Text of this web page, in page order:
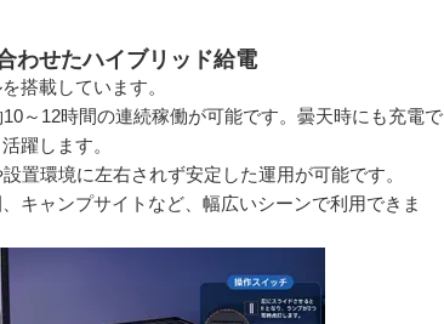
わせたハイブリッド給電
搭載しています。
～12時間の連続稼働が可能です。曇天時にも充電で
躍します。
置環境に左右されず安定した運用が可能です。
キャンプサイトなど、幅広いシーンで利用できま